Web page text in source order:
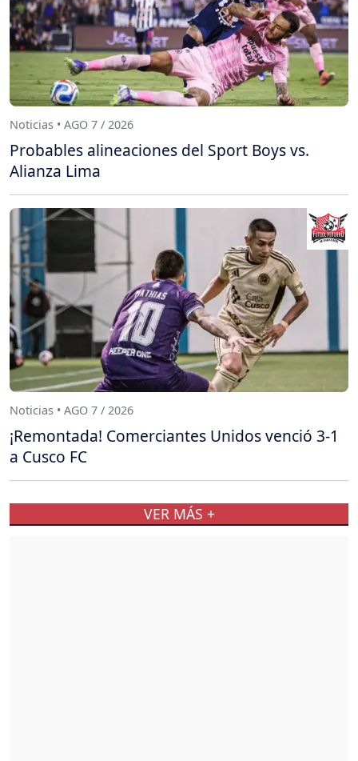
Noticias • AGO 7 / 2026
Probables alineaciones del Sport Boys vs.
Alianza Lima
Noticias • AGO 7 / 2026
¡Remontada! Comerciantes Unidos venció 3-1
a Cusco FC
VER MÁS +